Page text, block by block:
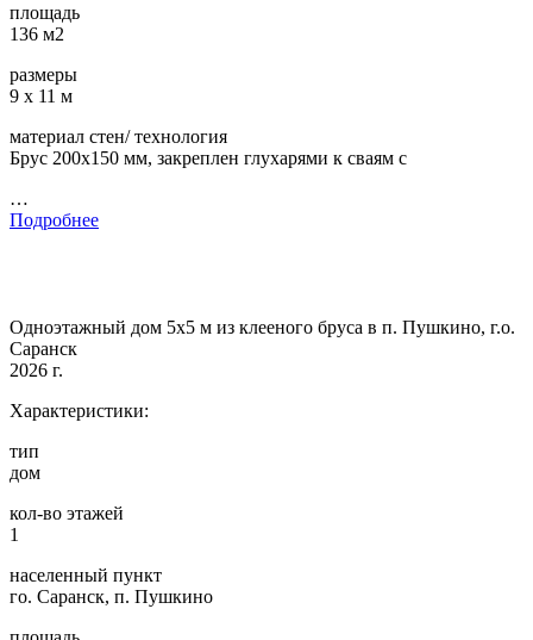
площадь
136 м2
размеры
9 х 11 м
материал стен/ технология
Брус 200х150 мм, закреплен глухарями к сваям с
…
Подробнее
Одноэтажный дом 5х5 м из клееного бруса в п. Пушкино, г.о.
Саранск
2026 г.
Характеристики:
тип
дом
кол-во этажей
1
населенный пункт
го. Саранск, п. Пушкино